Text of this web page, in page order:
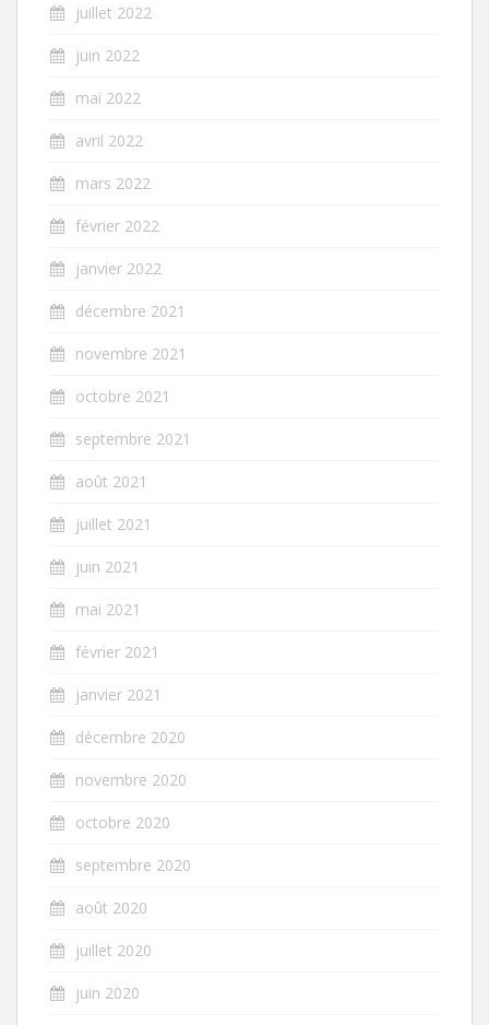
juillet 2022
juin 2022
mai 2022
avril 2022
mars 2022
février 2022
janvier 2022
décembre 2021
novembre 2021
octobre 2021
septembre 2021
août 2021
juillet 2021
juin 2021
mai 2021
février 2021
janvier 2021
décembre 2020
novembre 2020
octobre 2020
septembre 2020
août 2020
juillet 2020
juin 2020